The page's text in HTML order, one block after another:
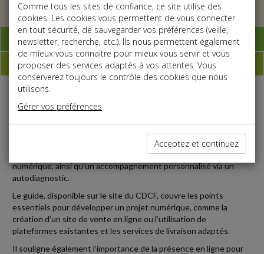
Base documentaire
Newsletter
Commerçants : un guide pour développer et
booster votre présence en ligne
Le Conseil du Commerce de France (CDCF) propose
gratuitement aux commerçants un guide pour tirer parti du
numérique, ainsi qu’un accompagnement personnalisé via un
autodiagnostic.
Le guide, disponible sur le site du CDCF, couvre les points
essentiels pour développer un projet numérique, comme la
création d’un site de vente en ligne ou l’utilisation de
plateformes existantes et les services de livraison adaptés.
Il souligne également l’importance de la présence en ligne pour
Comme tous les sites de confiance, ce site utilise des
cookies. Les cookies vous permettent de vous connecter
en tout sécurité, de sauvegarder vos préférences (veille,
newsletter, recherche, etc.). Ils nous permettent également
de mieux vous connaitre pour mieux vous servir et vous
proposer des services adaptés à vos attentes. Vous
conserverez toujours le contrôle des cookies que nous
utilisons.
Gérer vos préférences
Acceptez et continuez